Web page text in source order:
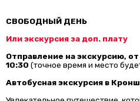
СВОБОДНЫЙ ДЕНЬ
Или экскурсия за доп. плату
Отправление на экскурсию,
10:30(точное время и место
Автобусная экскурсия в